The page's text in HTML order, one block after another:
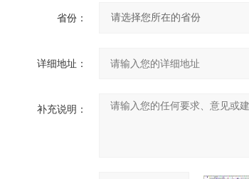
省份：
详细地址：
补充说明：